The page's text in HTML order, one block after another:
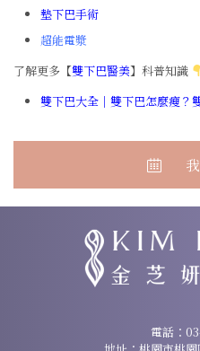
墊下巴手術
超能電漿
了解更多【雙下巴醫美】科普知識
雙下巴大全｜雙下巴怎麼瘦？
03-3572666
電話：